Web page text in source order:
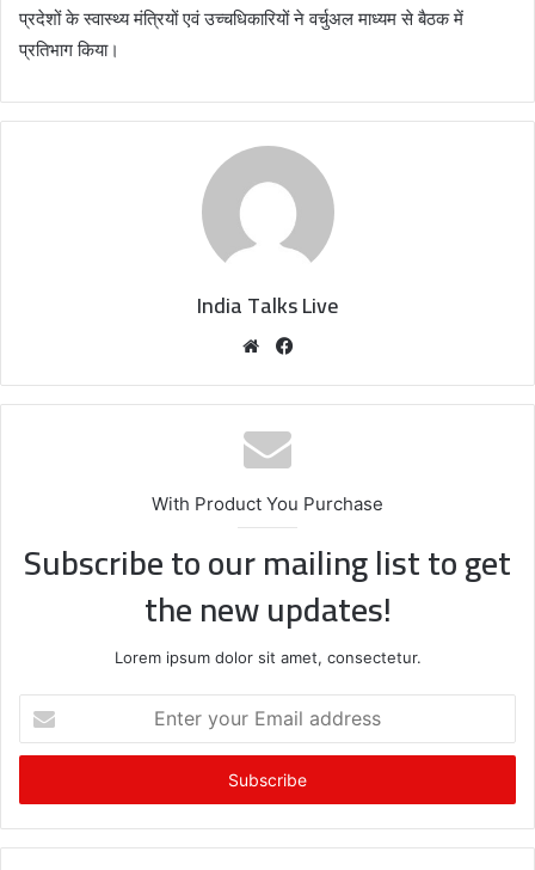
प्रदेशों के स्वास्थ्य मंत्रियों एवं उच्चधिकारियों ने वर्चुअल माध्यम से बैठक में
प्रतिभाग किया।
India Talks Live
We
te
bo
With Product You Purchase
Subscribe to our mailing list to get
the new updates!
Lorem ipsum dolor sit amet, consectetur.
t
r
y